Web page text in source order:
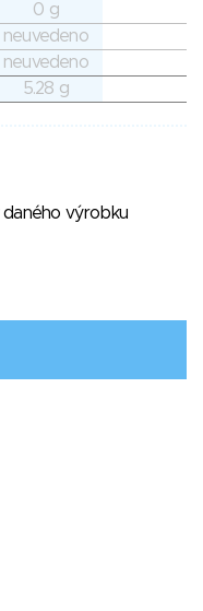
0 g
neuvedeno
neuvedeno
5.28 g
výrobku